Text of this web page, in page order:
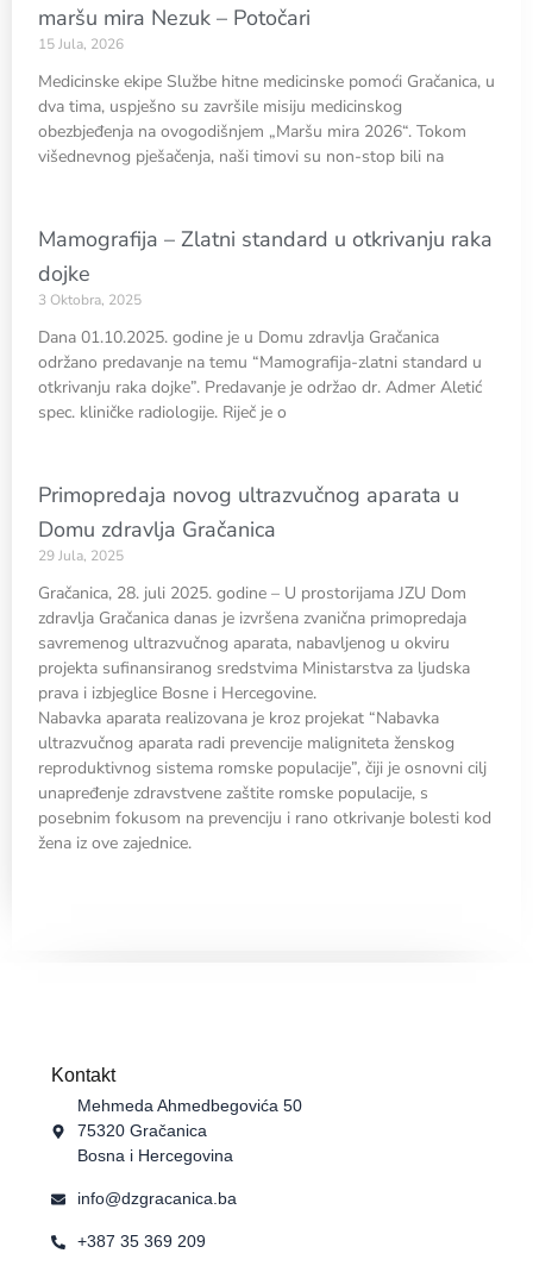
maršu mira Nezuk – Potočari
15 Jula, 2026
Medicinske ekipe Službe hitne medicinske pomoći Gračanica, u
dva tima, uspješno su završile misiju medicinskog
obezbjeđenja na ovogodišnjem „Maršu mira 2026“. Tokom
višednevnog pješačenja, naši timovi su non-stop bili na
Mamografija – Zlatni standard u otkrivanju raka
dojke
3 Oktobra, 2025
Dana 01.10.2025. godine je u Domu zdravlja Gračanica
održano predavanje na temu “Mamografija-zlatni standard u
otkrivanju raka dojke”. Predavanje je održao dr. Admer Aletić
spec. kliničke radiologije. Riječ je o
Primopredaja novog ultrazvučnog aparata u
Domu zdravlja Gračanica
29 Jula, 2025
Gračanica, 28. juli 2025. godine – U prostorijama JZU Dom
zdravlja Gračanica danas je izvršena zvanična primopredaja
savremenog ultrazvučnog aparata, nabavljenog u okviru
projekta sufinansiranog sredstvima Ministarstva za ljudska
prava i izbjeglice Bosne i Hercegovine.
Nabavka aparata realizovana je kroz projekat “Nabavka
ultrazvučnog aparata radi prevencije maligniteta ženskog
reproduktivnog sistema romske populacije”, čiji je osnovni cilj
unapređenje zdravstvene zaštite romske populacije, s
posebnim fokusom na prevenciju i rano otkrivanje bolesti kod
žena iz ove zajednice.
Kontakt
Mehmeda Ahmedbegovića 50
75320 Gračanica
Bosna i Hercegovina
info@dzgracanica.ba
+387 35 369 209